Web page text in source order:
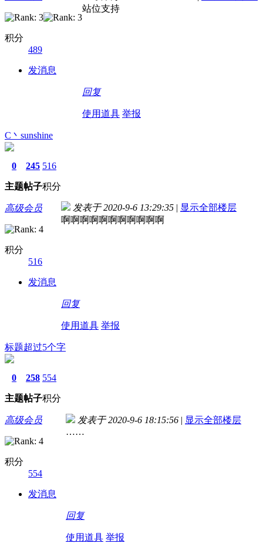
积分
489
发消息
站位支持
回复
使用道具 举报
C丶sunshine
0
主题
245
帖子
516
积分
高级会员
积分
516
发消息
发表于 2020-9-6 13:29:35 | 显示全部楼层
啊啊啊啊啊啊啊啊啊啊啊
回复
使用道具 举报
标题超过5个字
0
主题
258
帖子
554
积分
高级会员
积分
554
发消息
发表于 2020-9-6 18:15:56 | 显示全部楼层
……
回复
使用道具 举报